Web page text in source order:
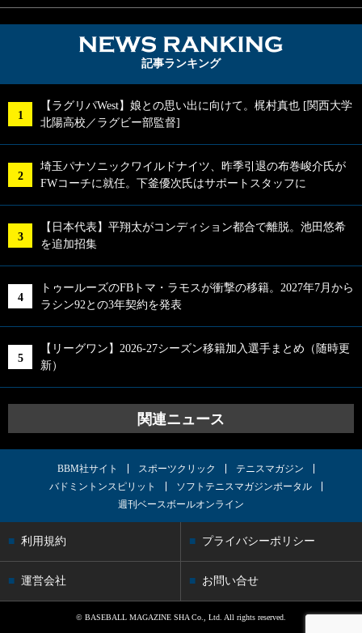
記事ランキング
【ラグリパWest】娘との思い出に向けて。梶村真也 [関西大学
北陽高校／ラグビー部監督]
埼玉パナソニックワイルドナイツ、昨季引退の布巻峻介氏が
FWコーチに就任。下釜優次氏はサポートスタッフに
【日本代表】平翔太がコンディション都合で離脱。池田悠希
を追加招集
トゥールーズのFBトマ・ラモスが衝撃の移籍。2027年7月から
ラシン92との3年契約を発表
【リーグワン】2026-27シーズン移籍加入選手まとめ（随時更
新）
関連ニュース
BBM社サイト スポーツクリック
テニスマガジン
バドミントンスピリット
ソフトテニスマガジンポータル
週刊ベースボールオンライン
利用規約 プライバシーポリシー
運営会社 お問い合せ
© BASEBALL MAGAZINE SHA Co., Ltd. All rights reserved.